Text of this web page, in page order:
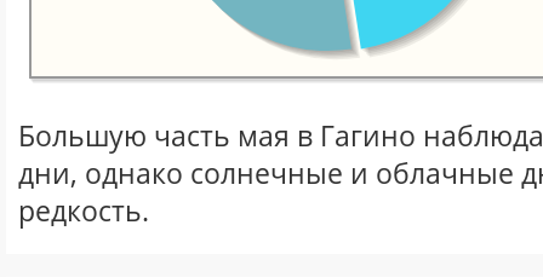
Большую часть мая в Гагино
дни, однако солнечные и облачные
редкость.